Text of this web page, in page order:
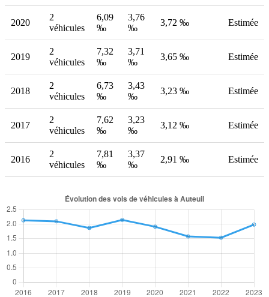
2020
2
véhicules
6,09
‰
3,76
‰
3,72 ‰ Estimée
2019
2
véhicules
7,32
‰
3,71
‰
3,65 ‰ Estimée
2018
2
véhicules
6,73
‰
3,43
‰
3,23 ‰ Estimée
2017
2
véhicules
7,62
‰
3,23
‰
3,12 ‰ Estimée
2016
2
véhicules
7,81
‰
3,37
‰
2,91 ‰ Estimée